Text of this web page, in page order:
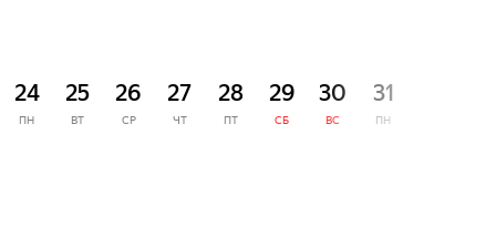
24
ПН
25
ВТ
26
СР
27
ЧТ
28
ПТ
29
СБ
30
ВС
31
ПН